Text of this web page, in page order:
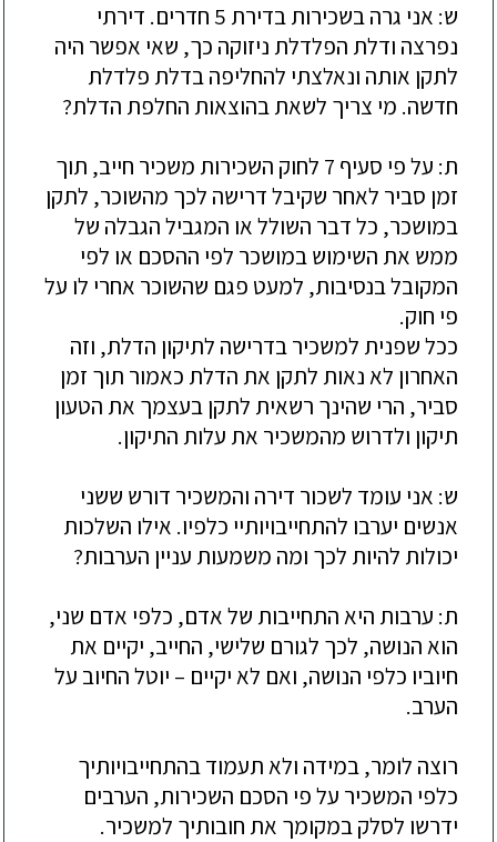
ש: אני גרה בשכירות בדירת 5 חדרים. דירתי
נפרצה ודלת הפלדלת ניזוקה כך, שאי אפשר היה
לתקן אותה ונאלצתי להחליפה בדלת פלדלת
חדשה. מי צריך לשאת בהוצאות החלפת הדלת?
ת: על פי סעיף 7 לחוק השכירות משכיר חייב, תוך
זמן סביר לאחר שקיבל דרישה לכך מהשוכר, לתקן
במושכר, כל דבר השולל או המגביל הגבלה של
ממש את השימוש במושכר לפי ההסכם או לפי
המקובל בנסיבות, למעט פגם שהשוכר אחרי לו על
פי חוק.
ככל שפנית למשכיר בדרישה לתיקון הדלת, וזה
האחרון לא נאות לתקן את הדלת כאמור תוך זמן
סביר, הרי שהינך רשאית לתקן בעצמך את הטעון
תיקון ולדרוש מהמשכיר את עלות התיקון.
ש: אני עומד לשכור דירה והמשכיר דורש ששני
אנשים יערבו להתחייבויותיי כלפיו. אילו השלכות
יכולות להיות לכך ומה משמעות עניין הערבות?
ת: ערבות היא התחייבות של אדם, כלפי אדם שני,
הוא הנושה, לכך לגורם שלישי, החייב, יקיים את
חיוביו כלפי הנושה, ואם לא יקיים – יוטל החיוב על
הערב.
רוצה לומר, במידה ולא תעמוד בהתחייבויותיך
כלפי המשכיר על פי הסכם השכירות, הערבים
ידרשו לסלק במקומך את חובותיך למשכיר.